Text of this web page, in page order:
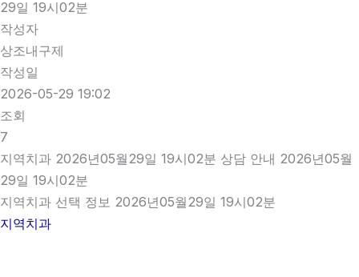
29일 19시02분
작성자
상조내구제
작성일
2026-05-29 19:02
조회
7
지역치과 2026년05월29일 19시02분 상담 안내 2026년05월
29일 19시02분
지역치과 선택 정보 2026년05월29일 19시02분
지역치과